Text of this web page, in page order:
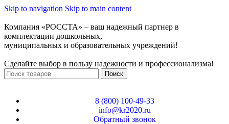
Skip to navigation Skip to main content
Компания «РОССТА» – ваш надежный партнер в
комплектации дошкольных,
муниципальных и образовательных учреждений!
Сделайте выбор в пользу надежности и профессионализма!
Поиск
8 (800) 100-49-33
info@kr2020.ru
Обратный звонок